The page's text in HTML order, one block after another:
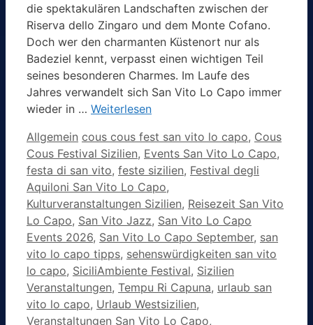
die spektakulären Landschaften zwischen der
Riserva dello Zingaro und dem Monte Cofano.
Doch wer den charmanten Küstenort nur als
Badeziel kennt, verpasst einen wichtigen Teil
seines besonderen Charmes. Im Laufe des
Jahres verwandelt sich San Vito Lo Capo immer
wieder in … Weiterlesen
Kategorien
Allgemein Schlagwörter
cous cous fest san vito lo capo, Cous
Cous Festival Sizilien, Events San Vito Lo Capo,
festa di san vito, feste sizilien, Festival degli
Aquiloni San Vito Lo Capo,
Kulturveranstaltungen Sizilien, Reisezeit San Vito
Lo Capo, San Vito Jazz, San Vito Lo Capo
Events 2026, San Vito Lo Capo September, san
vito lo capo tipps, sehenswürdigkeiten san vito
lo capo, SiciliAmbiente Festival, Sizilien
Veranstaltungen, Tempu Ri Capuna, urlaub san
vito lo capo, Urlaub Westsizilien,
Veranstaltungen San Vito Lo Capo,